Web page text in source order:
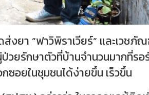
งยา ”ฟาวิพิราเวียร์” และเวช
วยรักษาตัวที่บ้านจำนวนมากที่ร
อยในชุมชนได้ง่ายขึ้น เร็วขึ้น